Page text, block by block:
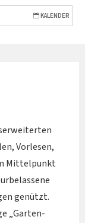
KALENDER
Vorlesen,
Mittelpunkt
genützt.
„Garten-